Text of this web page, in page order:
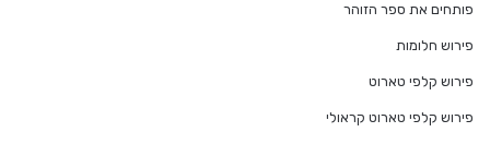
פותחים את ספר הזוהר
פירוש חלומות
פירוש קלפי טארוט
פירוש קלפי טארוט קראולי